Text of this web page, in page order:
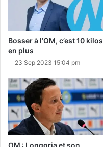
Bosser à l’OM, c’est 10 kilos
en plus
23 Sep 2023 15:04 pm